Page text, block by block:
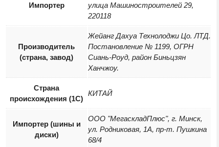
Импортер
улица Машиностроителей 29,
220118
Производитель
(страна, завод)
Жейанг Дахуа Технолоджи Цо. ЛТД.
Постановление № 1199, ОГРН
Сиань-Роуд, район Биньцзян
Ханчжоу.
Страна
происхождения (1С)
КИТАЙ
Импортер (шины и
диски)
ООО "МегаскладПлюс", г. Минск,
ул. Родниковая, 1А, пр-т. Пушкина
68/4